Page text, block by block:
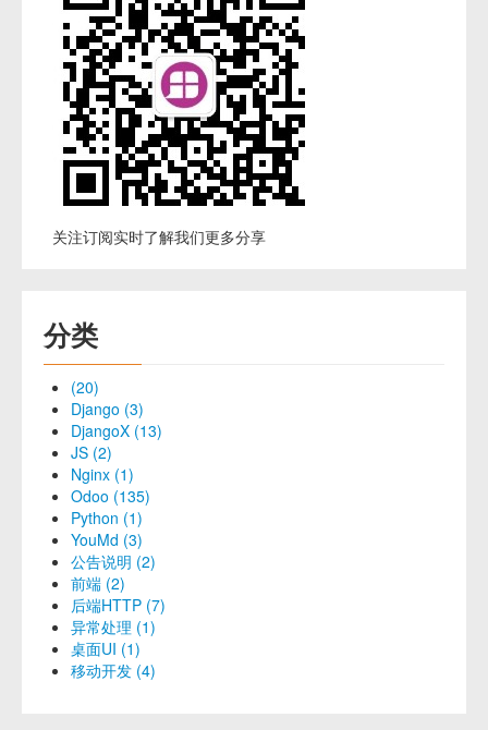
关注订阅实时了解我们更多分享
分类
(20)
Django (3)
DjangoX (13)
JS (2)
Nginx (1)
Odoo (135)
Python (1)
YouMd (3)
公告说明 (2)
前端 (2)
后端HTTP (7)
异常处理 (1)
桌面UI (1)
移动开发 (4)